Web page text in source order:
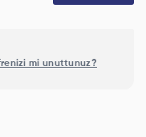
mi unuttunuz?